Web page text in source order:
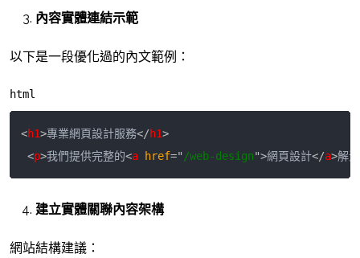
內容實體連結示範
以下是一段優化過的內文範例：
html
<h1>專業網頁設計服務</h1>
<p>我們提供完整的<a href=" /web-design">網頁設計</a>解
建立實體關聯內容架構
網站結構建議：